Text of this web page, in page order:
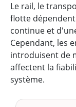
Le rail, le
flotte
continue et
Cependant, les
introduisent de
affectent la
système.